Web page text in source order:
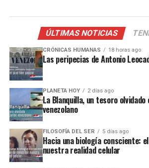
ÚLTIMAS NOTICIAS
CRÓNICAS HUMANAS 18 horas ago
Las peripecias de Antonio
PLANETA HOY 2 días ago
La Blanquilla, un tesoro olvidado
venezolano
FILOSOFÍA DEL SER 5 días ago
Hacia una biología consciente:
nuestra realidad celular